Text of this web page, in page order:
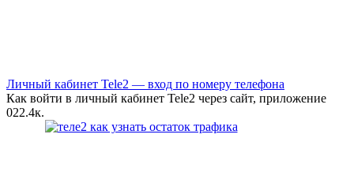
Личный кабинет Tele2 — вход по номеру телефона
Как войти в личный кабинет Tele2 через сайт, приложение
022.4к.